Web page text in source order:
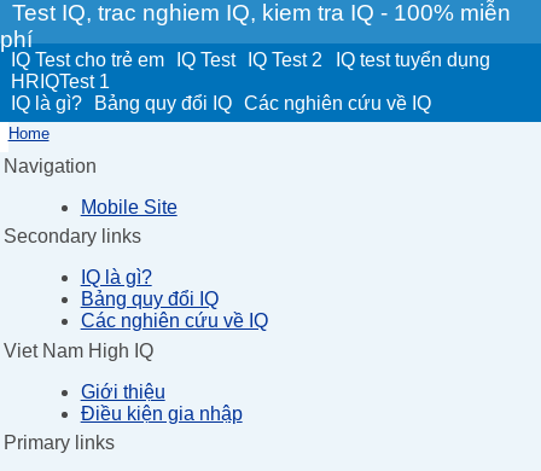
Test IQ, trac nghiem IQ, kiem tra IQ - 100% miễn
phí
IQ Test cho trẻ em IQ Test IQ Test 2
IQ test tuyển dụng
HRIQTest 1
IQ là gì?
Bảng quy đổi IQ Các nghiên cứu về IQ
Home
Navigation
Mobile Site
Secondary links
IQ là gì?
Bảng quy đổi IQ
Các nghiên cứu về IQ
Viet Nam High IQ
Giới thiệu
Điều kiện gia nhập
Primary links